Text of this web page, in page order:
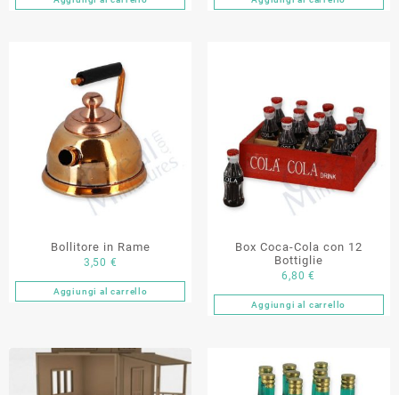
Bollitore in Rame
3,50 €
Aggiungi al carrello
Box Coca-Cola con 12
Bottiglie
6,80€
Aggiungi al carrello